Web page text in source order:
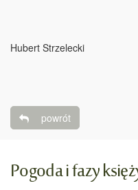
Darz
Hubert Strzelecki
powrót
Pogoda i fazy